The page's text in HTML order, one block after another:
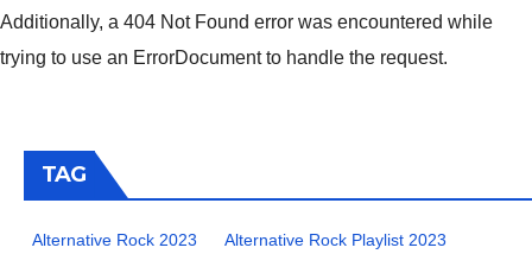
Additionally, a 404 Not Found error was encountered while
trying to use an ErrorDocument to handle the request.
TAG
Alternative Rock 2023 Alternative Rock Playlist 2023